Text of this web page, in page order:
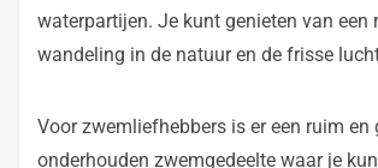
waterpartijen. Je kunt genieten van een
wandeling in de natuur en de frisse
Voor zwemliefhebbers is er een ruim en
onderhouden zwemgedeelte waar je